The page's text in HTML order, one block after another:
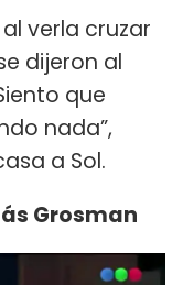
verla cruzar
dijeron al
que
nada”,
a Sol.
Grosman